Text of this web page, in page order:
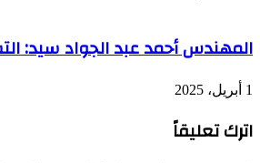
المهندس أحمد عبد الجواد سيد:
1 أبريل، 2025
اترك تعليقاً